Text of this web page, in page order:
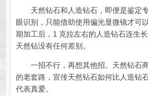
天然钻石和人造钻石，即便是鉴定
眼识别，只能借助使用偏光显微镜才可
期加工后，1 克拉左右的人造钻石连生
天然钻没有任何差别。
一招不行，再想其他招。天然钻石
的老套路，宣传天然钻石如何比人造钻
代表真爱。